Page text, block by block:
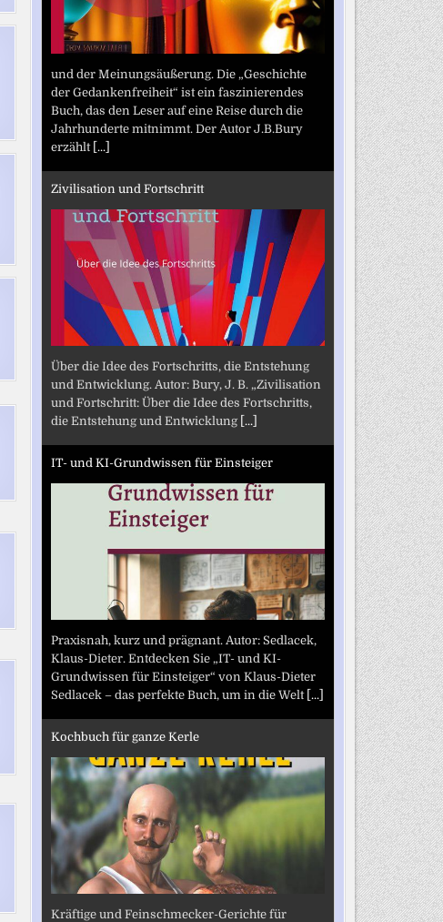
und der Meinungsäußerung. Die „Geschichte
der Gedankenfreiheit“ ist ein faszinierendes
Buch, das den Leser auf eine Reise durch die
Jahrhunderte mitnimmt. Der Autor J.B.Bury
erzählt [...]
Zivilisation und Fortschritt
Über die Idee des Fortschritts, die Entstehung
und Entwicklung. Autor: Bury, J. B. „Zivilisation
und Fortschritt: Über die Idee des Fortschritts,
die Entstehung und Entwicklung [...]
IT- und KI-Grundwissen für Einsteiger
Praxisnah, kurz und prägnant. Autor: Sedlacek,
Klaus-Dieter. Entdecken Sie „IT- und KI-
Grundwissen für Einsteiger“ von Klaus-Dieter
Sedlacek – das perfekte Buch, um in die Welt [...]
Kochbuch für ganze Kerle
Kräftige und Feinschmecker-Gerichte für